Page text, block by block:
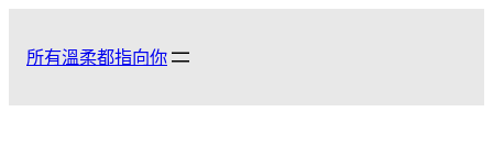
所有溫柔都指向你